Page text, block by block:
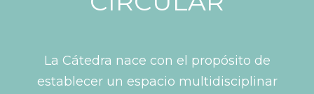
La Cátedra nace con el propósito de
establecer un espacio multidisciplinar